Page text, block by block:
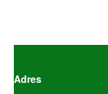
TAVUK HARCI
Adres